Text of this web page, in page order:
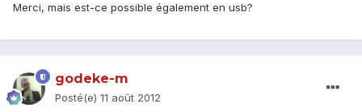
Merci, mais est-ce possible également en usb?
godeke-m
Posté(e) 11 août 2012